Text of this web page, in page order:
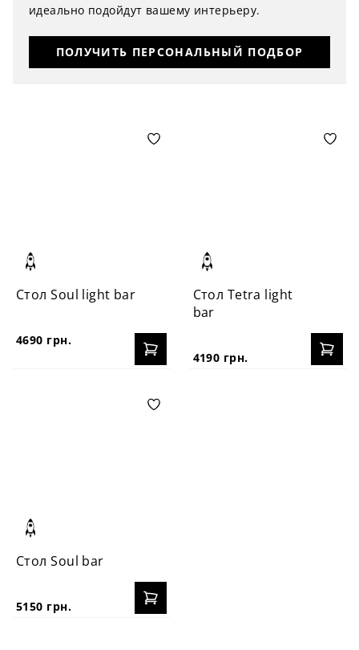
идеально подойдут вашему интерьеру.
ПОЛУЧИТЬ ПЕРСОНАЛЬНЫЙ ПОДБОР
Стол Soul light bar
4690 грн.
Стол Tetra light
bar
4190 грн.
Стол Soul bar
5150 грн.